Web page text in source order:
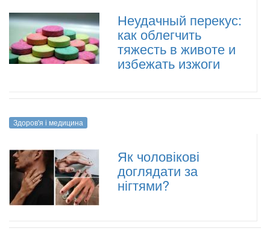
Неудачный перекус:
как облегчить
тяжесть в животе и
избежать изжоги
Здоров'я і медицина
Як чоловікові
доглядати за
нігтями?